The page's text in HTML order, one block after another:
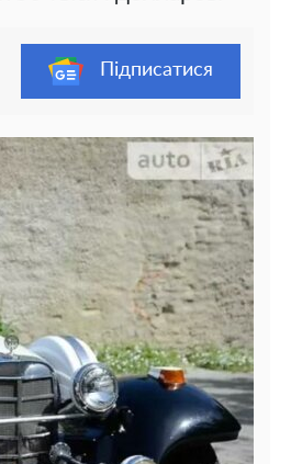
Підписатися